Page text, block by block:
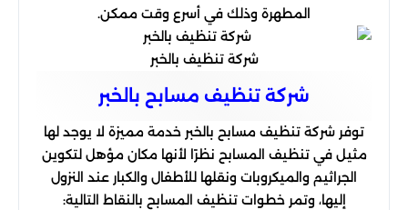
المطهرة وذلك في أسرع وقت ممكن.
شركة تنظيف بالخبر
شركة تنظیف مسابح بالخبر
توفر شركة تنظيف مسابح بالخبر خدمة مميزة لا يوجد لها
مثيل في تنظيف المسابح نظرًا لأنها مكان مؤهل لتكوين
الجراثيم والميكروبات ونقلها للأطفال والكبار عند النزول
إليها، وتمر خطوات تنظيف المسابح بالنقاط التالية: